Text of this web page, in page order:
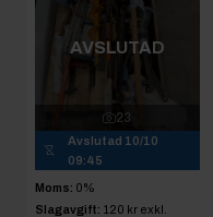
AVSLUTAD
23
Avslutad 10/10
09:45
Moms: 0%
Slagavgift: 120 kr exkl.